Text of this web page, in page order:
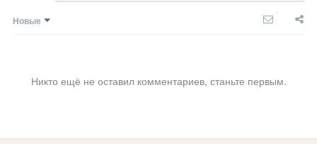
Новые
Никто ещё не оставил комментариев, станьте первым.